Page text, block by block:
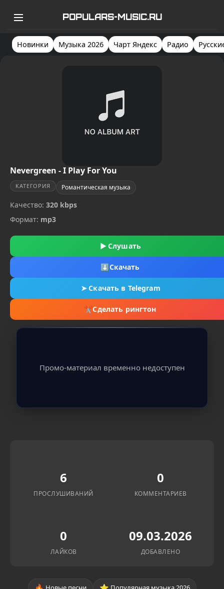
POPULARS-MUSIC.RU
Новинки Музыка 2026 Чарт Яндекс Радио
Nevergreen - I Play For You
КАТЕГОРИЯ Романтическая музыка
Качество: 320 kbps
Формат: mp3
▶ Слушать
⬇Скачать
➤Скачать в Telegram
✂Сделать рингтон
Промо-материал временно недоступен
6
ПРОСЛУШИВАНИЙ
0
КОММЕНТАРИЕВ
0
ЛАЙКОВ
09.03.2026
ДОБАВЛЕНО